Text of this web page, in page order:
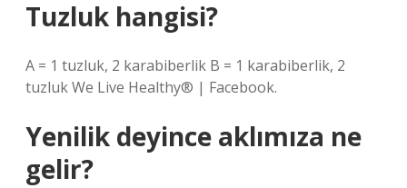
Tuzluk hangisi?
A = 1 tuzluk, 2 karabiberlik B = 1 karabiberlik, 2
tuzluk We Live Healthy® | Facebook.
Yenilik deyince aklımıza ne
gelir?